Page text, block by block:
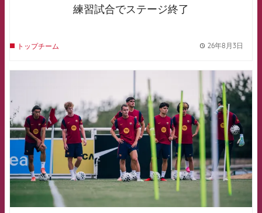
練習試合でステージ終了
トップチーム 26年8月3日
FCB Barcelona badge